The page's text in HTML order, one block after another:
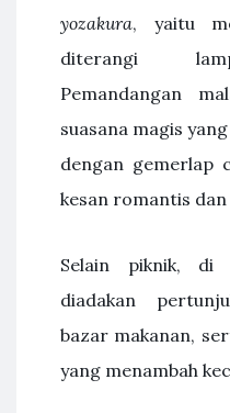
yozakura, yaitu
diterangi
Pemandangan
suasana magis
dengan gemerlap
kesan romantis
Selain piknik, di
diadakan
bazar makanan,
yang menambah